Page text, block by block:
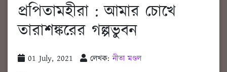
প্রপিতামহীরা : আমার চোখে
তারাশঙ্করের গল্পভুবন
01 July, 2021 লেখক:নীতা মণ্ডল